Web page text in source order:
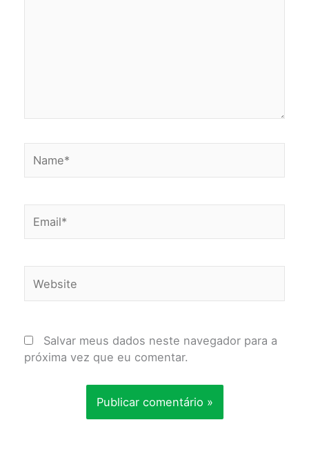
Salvar meus dados neste navegador para a
próxima vez que eu comentar.